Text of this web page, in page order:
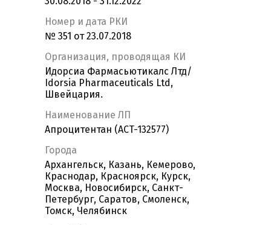
Номер и дата РКИ
№ 351 от 23.07.2018
Организация, проводящая КИ
Идорсиа Фармасьютикалс Лтд/
Idorsia Pharmaceuticals Ltd,
Швейцария.
Наименование ЛП
Апроцитентан (ACT-132577)
Города
Архангельск, Казань, Кемерово,
Краснодар, Красноярск, Курск,
Москва, Новосибирск, Санкт-
Петербург, Саратов, Смоленск,
Томск, Челябинск